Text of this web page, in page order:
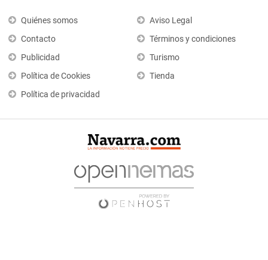
Quiénes somos
Contacto
Publicidad
Política de Cookies
Política de privacidad
Aviso Legal
Términos y condiciones
Turismo
Tienda